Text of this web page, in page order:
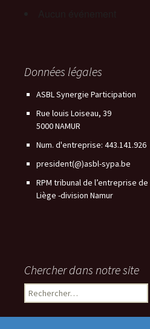
Données légales
ASBL Synergie Participation
Rue louis Loiseau, 39
5000 NAMUR
Num. d'entreprise: 443.141.926
president(@)asbl-sypa.be
RPM tribunal de l’entreprise de
Liège -division Namur
Chercher dans notre site
Rechercher :